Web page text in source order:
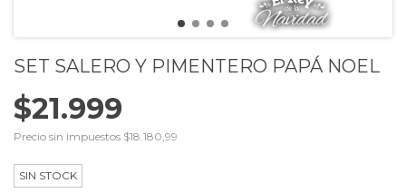
SET SALERO Y PIMENTERO PAPÁ NOEL
$21.999
Precio sin impuestos $18.180,99
SIN STOCK